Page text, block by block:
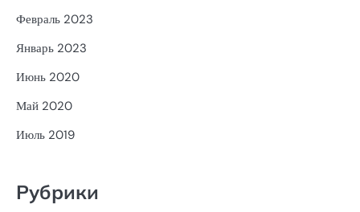
Февраль 2023
Январь 2023
Июнь 2020
Май 2020
Июль 2019
Рубрики